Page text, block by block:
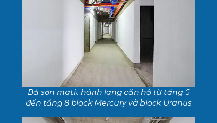
Bả sơn matit hành lang căn hộ từ tầng 6
đến tầng 8 block Mercury và block Uranus